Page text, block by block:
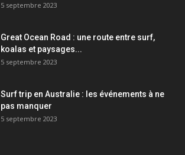
5 septembre 2023
Great Ocean Road : une route entre surf,
koalas et paysages...
5 septembre 2023
Surf trip en Australie : les événements à ne
pas manquer
5 septembre 2023